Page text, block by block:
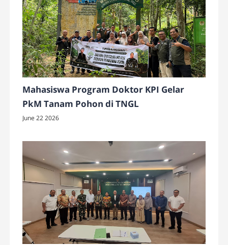
Mahasiswa Program Doktor KPI Gelar
PkM Tanam Pohon di TNGL
June 22 2026